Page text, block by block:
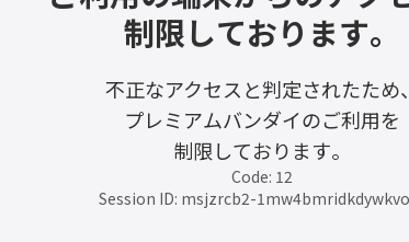
制限しております。
不正なアクセスと判定されたため、
プレミアムバンダイのご利用を
制限しております。
Code: 12
Session ID: msjzrcb2-